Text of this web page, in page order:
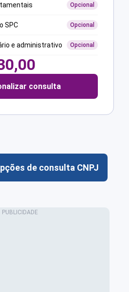
Opcional
SPC Opcional
e administrativo Opcional
consulta
de consulta CNPJ